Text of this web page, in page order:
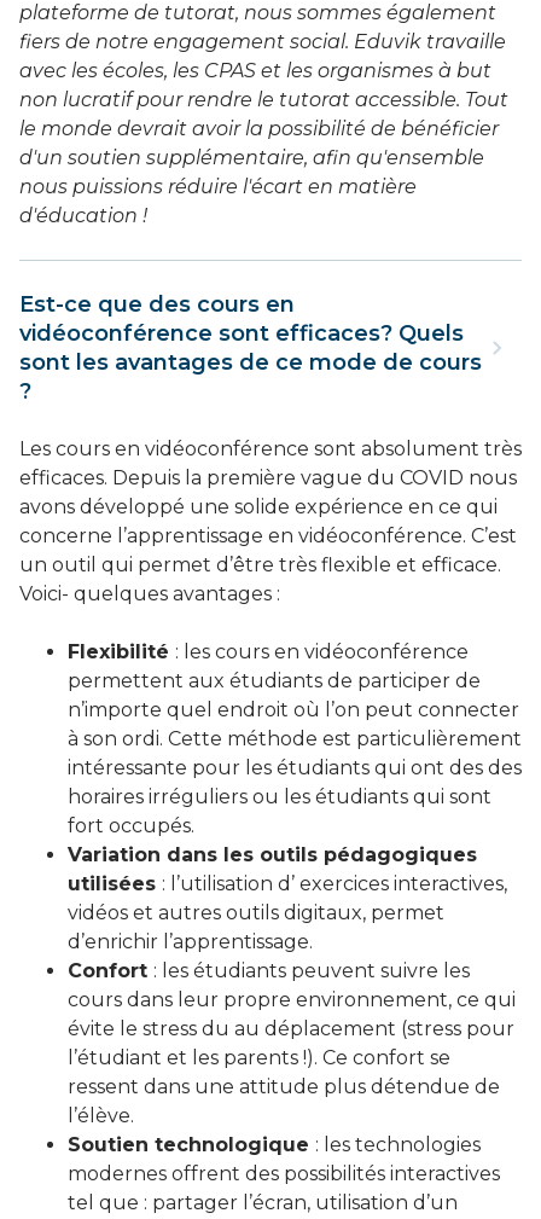
plateforme de tutorat, nous sommes également
fiers de notre engagement social. Eduvik travaille
avec les écoles, les CPAS et les organismes à but
non lucratif pour rendre le tutorat accessible. Tout
le monde devrait avoir la possibilité de bénéficier
d'un soutien supplémentaire, afin qu'ensemble
nous puissions réduire l'écart en matière
d'éducation !
Est-ce que des cours en
vidéoconférence sont efficaces? Quels
sont les avantages de ce mode de cours
?
Les cours en vidéoconférence sont absolument très
efficaces. Depuis la première vague du COVID nous
avons développé une solide expérience en ce qui
concerne l’apprentissage en vidéoconférence. C’est
un outil qui permet d’être très flexible et efficace.
Voici- quelques avantages :
Flexibilité : les cours en vidéoconférence
permettent aux étudiants de participer de
n’importe quel endroit où l’on peut connecter
à son ordi. Cette méthode est particulièrement
intéressante pour les étudiants qui ont des des
horaires irréguliers ou les étudiants qui sont
fort occupés.
Variation dans les outils pédagogiques
utilisées : l’utilisation d’ exercices interactives,
vidéos et autres outils digitaux, permet
d’enrichir l’apprentissage.
Confort : les étudiants peuvent suivre les
cours dans leur propre environnement, ce qui
évite le stress du au déplacement (stress pour
l’étudiant et les parents !). Ce confort se
ressent dans une attitude plus détendue de
l’élève.
Soutien technologique : les technologies
modernes offrent des possibilités interactives
tel que : partager l’écran, utilisation d’un